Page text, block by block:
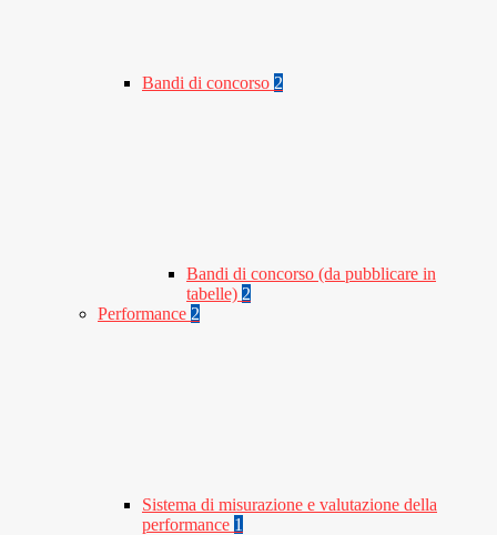
Bandi di concorso 2
Bandi di concorso (da pubblicare in
tabelle) 2
Performance 2
Sistema di misurazione e valutazione della
performance 1